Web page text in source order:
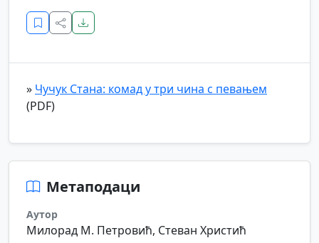
» Чучук Стана: комад у три чина с певањем
(PDF)
Метаподаци
Аутор
Милорад М. Петровић, Стеван Христић